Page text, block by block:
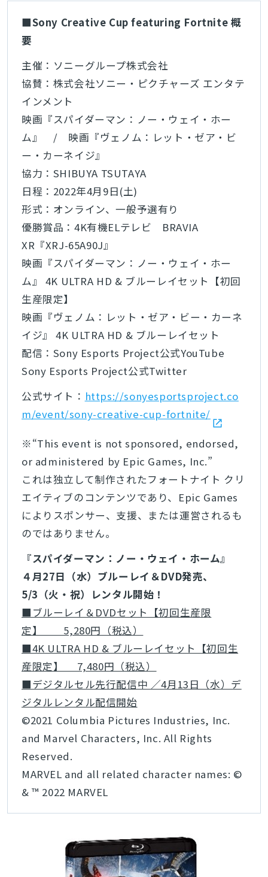
■Sony Creative Cup featuring Fortnite 概
要
主催：ソニーグループ株式会社
協賛：株式会社ソニー・ピクチャーズ エンタテ
インメント
映画『スパイダーマン：ノー・ウェイ・ホー
ム』 / 映画『ヴェノム：レット・ゼア・ビ
ー・カーネイジ』
協力：SHIBUYA TSUTAYA
日程：2022年4月9日(土)
形式：オンライン、一般予選有り
優勝賞品：4K有機ELテレビ BRAVIA
XR『XRJ-65A90J』
映画『スパイダーマン：ノー・ウェイ・ホー
ム』 4K ULTRA HD & ブルーレイセット【初回
生産限定】
映画『ヴェノム：レット・ゼア・ビー・カーネ
イジ』 4K ULTRA HD & ブルーレイセット
配信：Sony Esports Project公式YouTube
Sony Esports Project公式Twitter
公式サイト： https://sonyesportsproject.co
m/event/sony-creative-cup-fortnite/
※“This event is not sponsored, endorsed,
or administered by Epic Games, Inc.”
これは独立して制作されたフォートナイト クリ
エイティブのコンテンツであり、Epic Games
によりスポンサー、支援、または運営されるも
のではありません。
『スパイダーマン：ノー・ウェイ・ホーム』
４月27日（水）ブルーレイ＆DVD発売、
5/3（火・祝）レンタル開始！
■ブルーレイ＆DVDセット【初回生産限
定】 5,280円（税込）
■4K ULTRA HD & ブルーレイセット【初回生
産限定】 7,480円（税込）
■デジタルセル先行配信中 ／4月13日（水）デ
ジタルレンタル配信開始
©2021 Columbia Pictures Industries, Inc.
and Marvel Characters, Inc. All Rights
Reserved.
MARVEL and all related character names: ©
& ™ 2022 MARVEL
とじる